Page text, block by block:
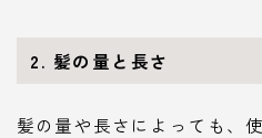
2. 髪の量と長さ
髪の量や長さによっても、